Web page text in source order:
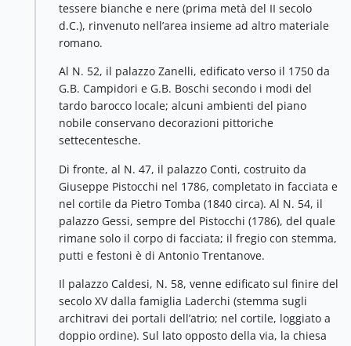
tessere bianche e nere (prima metà del II secolo
d.C.), rinvenuto nell’area insieme ad altro materiale
romano.
Al N. 52, il palazzo Zanelli, edificato verso il 1750 da
G.B. Campidori e G.B. Boschi secondo i modi del
tardo barocco locale; alcuni ambienti del piano
nobile conservano decorazioni pittoriche
settecentesche.
Di fronte, al N. 47, il palazzo Conti, costruito da
Giuseppe Pistocchi nel 1786, completato in facciata e
nel cortile da Pietro Tomba (1840 circa). Al N. 54, il
palazzo Gessi, sempre del Pistocchi (1786), del quale
rimane solo il corpo di facciata; il fregio con stemma,
putti e festoni è di Antonio Trentanove.
Il palazzo Caldesi, N. 58, venne edificato sul finire del
secolo XV dalla famiglia Laderchi (stemma sugli
architravi dei portali dell’atrio; nel cortile, loggiato a
doppio ordine). Sul lato opposto della via, la chiesa